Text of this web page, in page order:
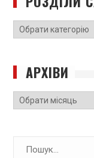
РОЗДІЛИ
САЙТУ
АРХІВИ
Архіви
Search